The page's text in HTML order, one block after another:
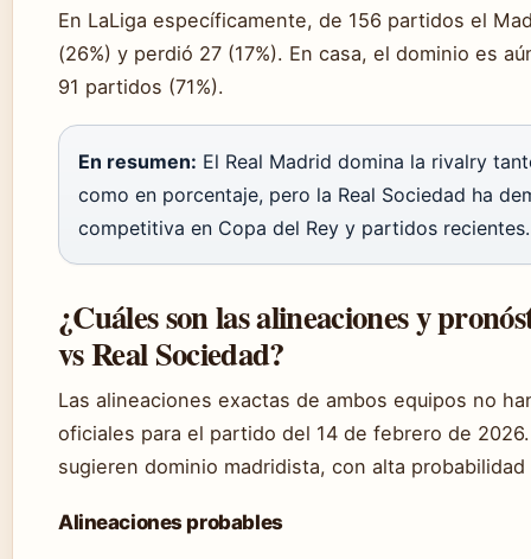
En LaLiga específicamente, de 156 partidos el
(26%) y perdió 27 (17%). En casa, el dominio es
91 partidos (71%).
En resumen: El Real Madrid domina la rivalry
como en porcentaje, pero la Real Sociedad ha
competitiva en Copa del Rey y partidos recientes.
¿Cuáles son las alineaciones y
vs Real Sociedad?
Las alineaciones exactas de ambos equipos no
oficiales para el partido del 14 de febrero de
sugieren dominio madridista, con alta
Alineaciones probables